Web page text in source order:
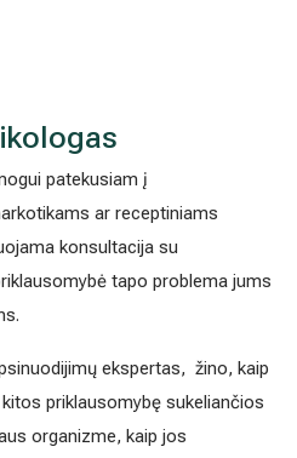
patekusiam į
ar receptiniams
konsultacija su
tapo problema jums
ekspertas, žino, kaip
priklausomybę sukeliančios
organizme, kaip jos
ligos)
ligų gydymas